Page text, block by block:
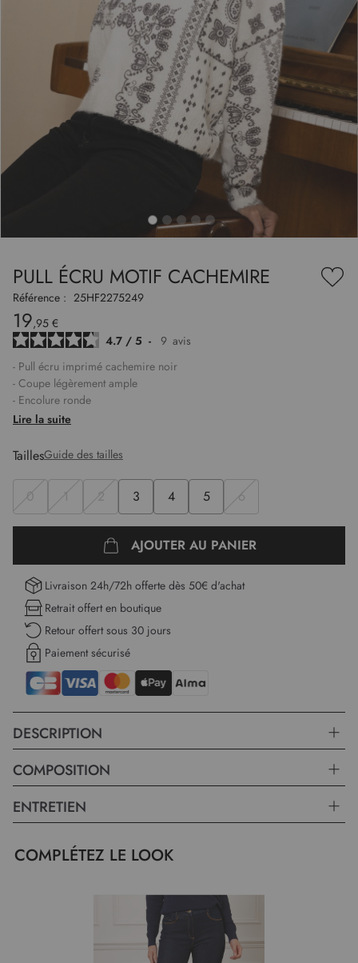
PULL ÉCRU MOTIF CACHEMIRE
à
Référence : 25HF2275249
19,95 €
4.7 / 5 - 9 avis
- Pull écru imprimé cachemire noir
- Coupe légèrement ample
- Encolure ronde
- Manches longues
- Olivia mesure 1,78m et porte une taille 1
Longueur :58 cm pour la première taille.
Lire la suite
TaillesGuide des tailles
0 1 2 3 4 5 6
AJOUTER AU PANIER
Livraison 24h/72h offerte dès 50€ d'achat
Retrait offert en boutique
Retour offert sous 30 jours
Paiement sécurisé
DESCRIPTION
COMPOSITION
ENTRETIEN
COMPLÉTEZ LE LOOK